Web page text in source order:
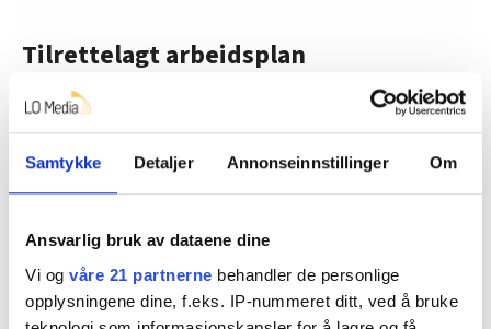
Samtykke Detaljer Annonseinnstillinger Om
Ansvarlig bruk av dataene dine
Vi og våre 21 partnerne behandler de personlige
opplysningene dine, f.eks. IP-nummeret ditt, ved å bruke
Tilrettelagt arbeidsplan
Grete Marion jobber vanligvis 6-timers vakter, tre
dager i uka.
– Jeg prøvde å jobbe mer, men det gikk ikke.
for mye. Nå jobber hun med de to «fridagene» mer
spredt.
– På de dårligste dagene mine, når jeg sliter, sier jeg